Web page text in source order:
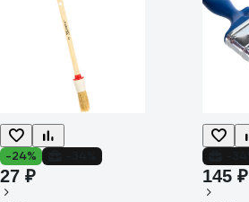
-24%
27 ₽ 145 ₽